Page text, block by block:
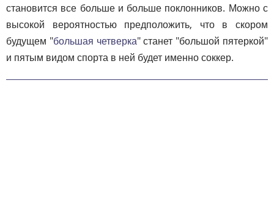
становится все больше и больше поклонников. Можно с
высокой вероятностью предположить, что в скором
будущем "большая четверка" станет "большой пятеркой"
и пятым видом спорта в ней будет именно соккер.